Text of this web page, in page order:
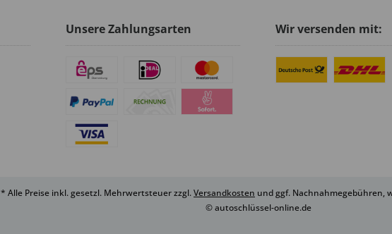
Unsere Zahlungsarten Wir versenden mit:
* Alle Preise inkl. gesetzl. Mehrwertsteuer zzgl.Versandkosten und ggf. Nachnahmegebühren,
© autoschlüssel-online.de